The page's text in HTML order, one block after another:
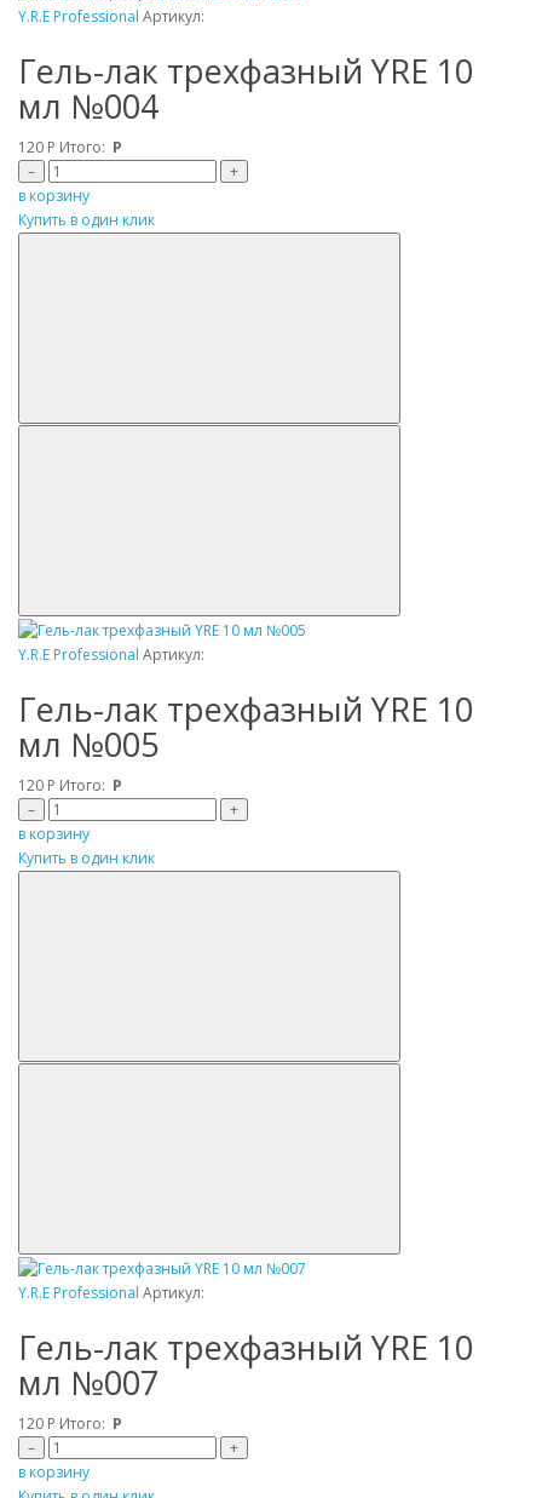
Y.R.E Professional Артикул:
Гель-лак трехфазный YRE 10
мл №004
120 Р Итого: Р
–
+
в корзину
Купить в один клик
Y.R.E Professional Артикул:
Гель-лак трехфазный YRE 10
мл №005
120 Р Итого: Р
–
+
в корзину
Купить в один клик
Y.R.E Professional Артикул:
Гель-лак трехфазный YRE 10
мл №007
120 Р Итого: Р
–
+
в корзину